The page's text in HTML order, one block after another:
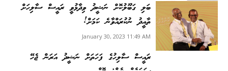
ބަލި ގަބޫލުކޮށް ނަޝީދު ވިދާޅުވީ ރައީސް ސާލިހަށް
ތާއީދު ނުކުރައްވާނެ ކަމަށް!
January 30, 2023 11:49 AM
ރައީސް ސާލިހުގެ ފަހަތަށް ނަޝީދު އަރަން ޖެހޭ